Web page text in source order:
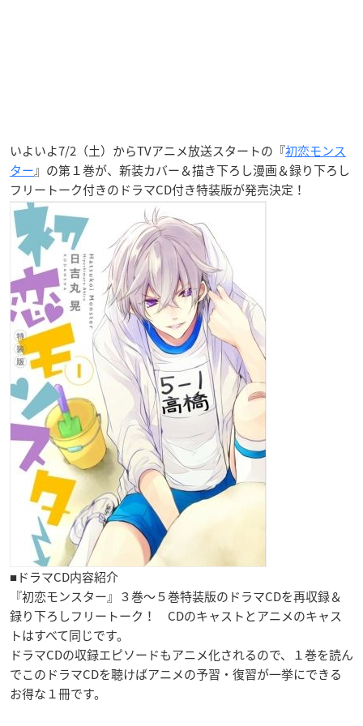
いよいよ7/2（土）からTVアニメ放送スタートの『初恋モンス
ター』の第１巻が、新装カバー＆描き下ろし漫画＆録り下ろし
フリートーク付きのドラマCD付き特装版が発売決定！
■ドラマCD内容紹介
『初恋モンスター』３巻～５巻特装版のドラマCDを再収録＆
録り下ろしフリートーク！ CDのキャストとアニメのキャス
トはすべて同じです。
ドラマCDの収録エピソードもアニメ化されるので、１巻を読ん
でこのドラマCDを聴けばアニメの予習・復習が一挙にできる
お得な１冊です。